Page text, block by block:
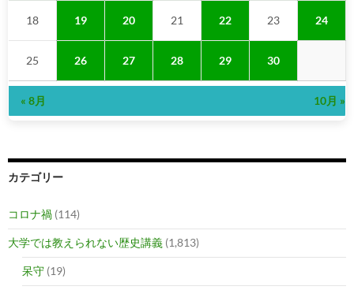
18 19 20 21 22 23 24
25 26 27 28 29 30
« 8月 10月 »
カテゴリー
コロナ禍 (114)
大学では教えられない歴史講義 (1,813)
呆守 (19)